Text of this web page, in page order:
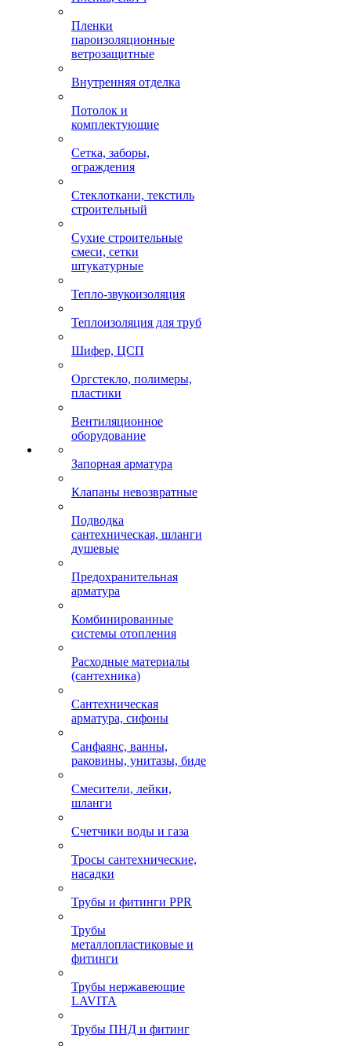
Пленки
пароизоляционные
ветрозащитные
Внутренняя отделка
Потолок и
комплектующие
Сетка, заборы,
ограждения
Стеклоткани, текстиль
строительный
Сухие строительные
смеси, сетки
штукатурные
Тепло-звукоизоляция
Теплоизоляция для труб
Шифер, ЦСП
Оргстекло, полимеры,
пластики
Вентиляционное
оборудование
Запорная арматура
Клапаны невозвратные
Подводка
сантехническая, шланги
душевые
Предохранительная
арматура
Комбинированные
системы отопления
Расходные материалы
(сантехника)
Сантехническая
арматура, сифоны
Санфаянс, ванны,
раковины, унитазы, биде
Смесители, лейки,
шланги
Счетчики воды и газа
Тросы сантехнические,
насадки
Трубы и фитинги PPR
Трубы
металлопластиковые и
фитинги
Трубы нержавеющие
LAVITA
Трубы ПНД и фитинг